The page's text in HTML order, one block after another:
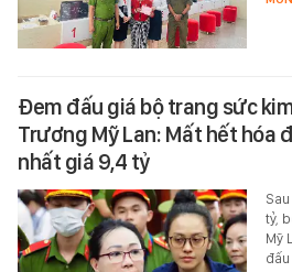
Đem đấu giá bộ trang sức
Trương Mỹ Lan: Mất hết hóa
nhất giá 9,4 tỷ
tỷ,
Mỹ